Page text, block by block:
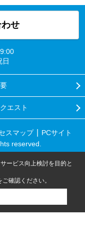
せ
日
エスト
スマップ
PCサイト
reserved.
ービス向上検討を目的と
ご確認ください。